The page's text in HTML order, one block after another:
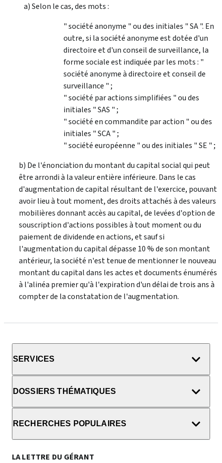
a) Selon le cas, des mots :
" société anonyme " ou des initiales " SA ". En
outre, si la société anonyme est dotée d'un
directoire et d'un conseil de surveillance, la
forme sociale est indiquée par les mots : "
société anonyme à directoire et conseil de
surveillance " ;
" société par actions simplifiées " ou des
initiales " SAS " ;
" société en commandite par action " ou des
initiales " SCA " ;
" société européenne " ou des initiales " SE " ;
b) De l'énonciation du montant du capital social qui peut
être arrondi à la valeur entière inférieure. Dans le cas
d'augmentation de capital résultant de l'exercice, pouvant
avoir lieu à tout moment, des droits attachés à des valeurs
mobilières donnant accès au capital, de levées d'option de
souscription d'actions possibles à tout moment ou du
paiement de dividende en actions, et sauf si
l'augmentation du capital dépasse 10 % de son montant
antérieur, la société n'est tenue de mentionner le nouveau
montant du capital dans les actes et documents énumérés
à l'alinéa premier qu'à l'expiration d'un délai de trois ans à
compter de la constatation de l'augmentation.
SERVICES
DOSSIERS THÉMATIQUES
RECHERCHES POPULAIRES
LA LETTRE DU GÉRANT